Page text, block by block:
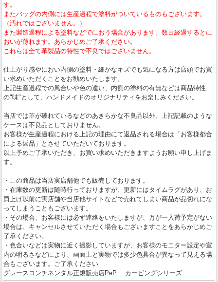
す。
またバッグの内側には生産過程で塗料がついているものもございます。
（汚れではございません。）
また製造過程による塗料などでにおう場合があります。数日経過するとに
おいが薄れます。あらかじめご了承ください。
これらは全て革製品の特性で不良ではございません。
仕上がり感やにおい内側の塗料・細かなキズでも気になる方は店頭でお買
い求めいただくことをお勧めいたします。
上記生産過程での風合いや色の違い、内側の塗料の有無などは商品特性
の"味"として、ハンドメイドのオリジナリティをお楽しみください。
当店では革が破れているなどのあきらかな不良品以外、上記記載のような
ケースは不良品としておりません。
お客様が生産過程における上記の理由にて返品される場合は「お客様都合
による返品」とさせていただいております。
以上予めご了承いただき、お買い求めいただきますようお願い申し上げま
す。
・この商品は当店実店舗他でも販売しております。
・在庫数の更新は随時行っておりますが、更新にはタイムラグがあり、お
買上げ以前に実店舗や当店他サイトなどで売れてしまい商品が品切れにな
ってしまうこともございます。
・その場合、お客様には必ず連絡をいたしますが、万が一入荷予定がない
場合は、キャンセルさせていただく場合もございますことをあらかじめご
了承ください。
・色合いなどは実物に近く撮影していますが、お客様のモニター設定や室
内の明るさなどにより、画面上と実物では多少色具合が異なって見える場
合もございます。ご了承ください
グレースコンチネンタル正規販売店PeP カービングシリーズ